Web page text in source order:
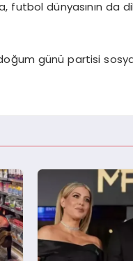
futbol dünyasının da
doğum günü partisi